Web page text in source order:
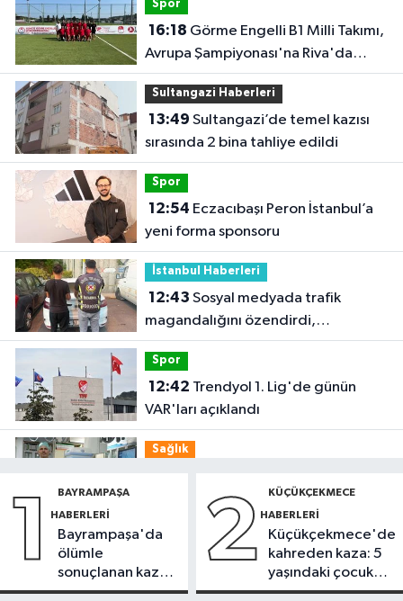
Spor
16:18
Avrupa Şampiyonası'na Riva'da
hazırlanıyor
Sultangazi Haberleri
13:49
sırasında 2 bina tahliye edildi
Spor
12:54
yeni forma sponsoru
İstanbul Haberleri
12:43
magandalığını özendirdi,
ehliyetinden oldu: 72 bin lira ceza
Spor
12:42
VAR'ları açıklandı
Sağlık
teknolojiyle uzuv kayıpları önleniyor'
Güncel
listesi İzmitlileri kızdırdı
1 BAYRAMPAŞA
HABERLERI
Bayrampaşa'da
ölümle
sonuçlanan kaza:
Sürücü
2 KÜÇÜKÇEKMECE
HABERLERI
Küçükçekmece'de
kahreden kaza: 5
yaşındaki çocuk
yoğun bakımda